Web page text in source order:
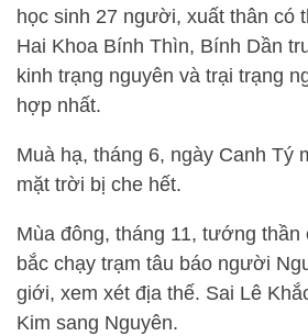
học sinh 27 người, xuất thân có
Hai Khoa Bính Thìn, Bính Dần
kinh trạng nguyên và trại trạng
hợp nhất.
Muà hạ, tháng 6, ngày Canh Tý
mặt trời bị che hết.
Mùa đông, tháng 11, tướng
bắc chạy trạm tâu báo người
giới, xem xét địa thế. Sai Lê
Kim sang Nguyên.